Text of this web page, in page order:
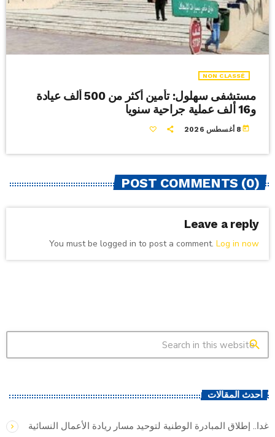
NON CLASSÉ
مستشفى سهلول: تأمين أكثر من 500 ألف عيادة
و16 ألف عملية جراحية سنويا
today 8 أغسطس 2026
POST COMMENTS (0)
Leave a reply
You must be logged in to post a comment. Log in now
search
أحدث المقالات
غدا.. إطلاق المبادرة الوطنية لتوحيد مسار ريادة الأعمال النسائية